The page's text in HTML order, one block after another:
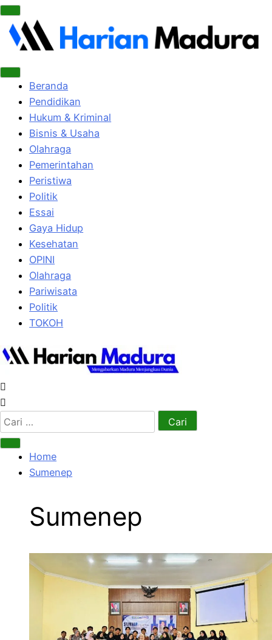
Beranda
Pendidikan
Hukum & Kriminal
Bisnis & Usaha
Olahraga
Pemerintahan
Peristiwa
Politik
Essai
Gaya Hidup
Kesehatan
OPINI
Olahraga
Pariwisata
Politik
TOKOH
Cari
untuk:
Home
Sumenep
Sumenep